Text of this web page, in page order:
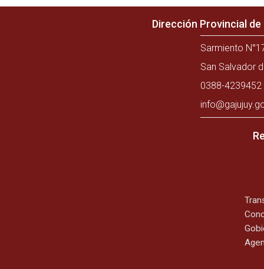
Dirección Provincial
Sarmiento
San Salvador
0388-